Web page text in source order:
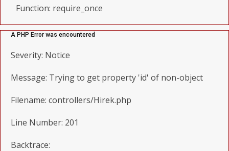
Function: require_once
A PHP Error was encountered
Severity: Notice
Message: Trying to get property 'id' of non-object
Filename: controllers/Hirek.php
Line Number: 201
Backtrace: